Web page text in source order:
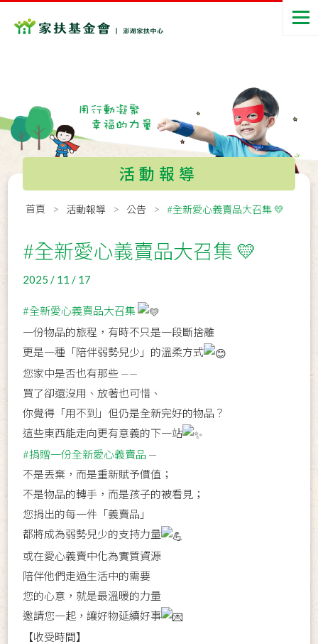
活動報導
首頁 活動報導 公告 #全新愛心義賣品大召集 💛
#全新愛心義賣品大召集 💛
2025 / 11 / 17
#全新愛心義賣品大召集
一份物品的旅程，有時不只是一段斷捨離
更是一種「陪伴弱勢兒少」的溫柔方式
您家中是否也有那些 ——
買了卻還沒用、放著也可惜、
你覺得「用不到」但仍是全新完好的物品？
這些東西能走向更有意義的下一站
#捐贈一份全新愛心義賣品 —
不是丟棄，而是重新賦予價值；
不是物品的轉手，而是孩子的被看見；
您捐出的每一件「義賣品」
都將成為弱勢兒少的支持力量
或在愛心義賣中化為實質資源
陪伴他們走過生活中的需要
您的心意，就是最溫暖的力量
邀請您一起，讓好物延續好事
【收受時間】